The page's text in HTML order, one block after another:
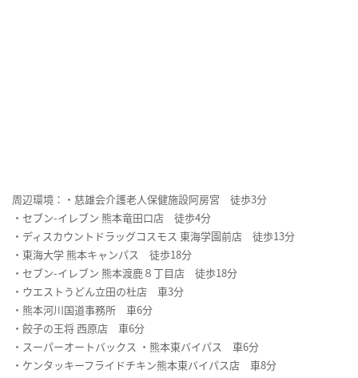
周辺環境：・慈雄会介護老人保健施設阿房宮 徒歩3分
・セブン-イレブン 熊本竜田口店 徒歩4分
・ディスカウントドラッグコスモス 東海学園前店 徒歩13分
・東海大学 熊本キャンパス 徒歩18分
・セブン-イレブン 熊本渡鹿８丁目店 徒歩18分
・ウエストうどん立田の杜店 車3分
・熊本河川国道事務所 車6分
・餃子の王将 西原店 車6分
・スーパーオートバックス ・熊本東バイパス 車6分
・ケンタッキーフライドチキン熊本東バイパス店 車8分